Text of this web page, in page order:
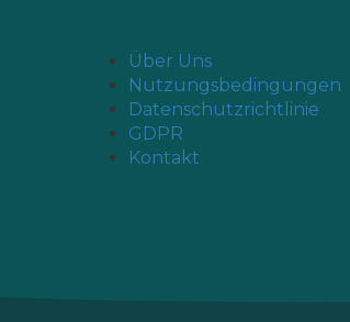
Über Uns
Nutzungsbedingungen
Datenschutzrichtlinie
GDPR
Kontakt